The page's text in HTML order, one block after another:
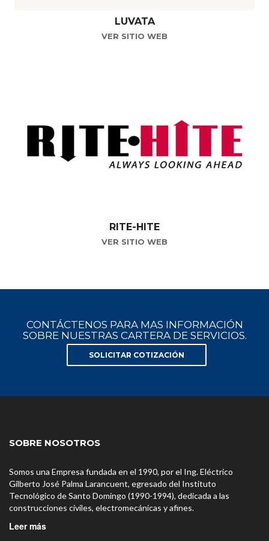
LUVATA
VER SITIO WEB
RITE-HITE
VER SITIO WEB
CONTÁCTENOS PARA MAS INFORMACIÓN
SOBRE NUESTRAS CARTERA DE SERVICIOS.
SOLICITAR COTIZACIÓN
SOBRE NOSOTROS
Somos una Empresa fundada en el 1990, por el Ing. Eléctrico
Gilberto José Palma Larancuent, egresado del Instituto
Tecnológico de Santo Domingo (1990-1994), dedicada a las
construcciones civiles, electromecánicas y afines.
Leer más